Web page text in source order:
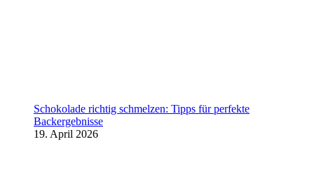
Schokolade richtig schmelzen: Tipps für perfekte
Backergebnisse
19. April 2026